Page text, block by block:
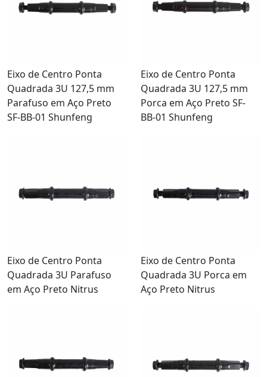
Eixo de Centro Ponta
Quadrada 3U 127,5 mm
Parafuso em Aço Preto
SF-BB-01 Shunfeng
Eixo de Centro Ponta
Quadrada 3U 127,5 mm
Porca em Aço Preto SF-
BB-01 Shunfeng
Eixo de Centro Ponta
Quadrada 3U Parafuso
em Aço Preto Nitrus
Eixo de Centro Ponta
Quadrada 3U Porca em
Aço Preto Nitrus